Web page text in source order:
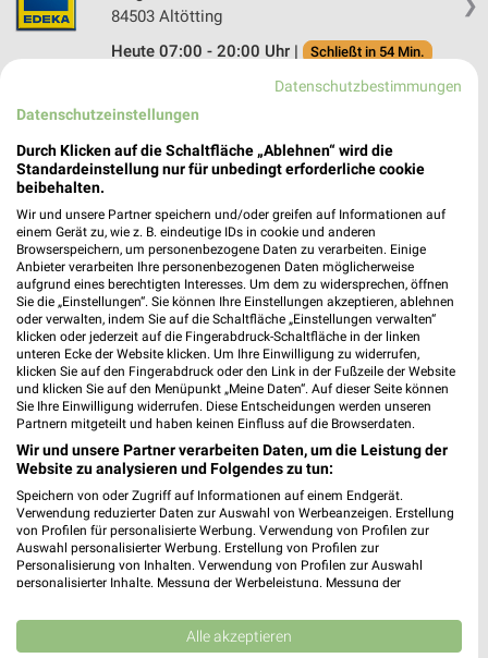
❯
84503 Altötting
Heute 07:00 - 20:00 Uhr |
Schließt in 54 Min.
480,82 km • Angebote: 1 Prospekt
Angebote-Kalender für EDEKA in Kastl
und Umgebung
Aug.
03Mo 04Di 05Mi 06 Do 07Fr
EDEKA - Angebote ab 03.08.
EDEKA - Angebote ab 03.08.
MEHR PROSPEKTE
weekli - Prospekte & Angebote App
Alle EDEKA Angebote immer griffbereit – mit der kostenlosen
Datenschutzbestimmungen
Datenschutzeinstellungen
Durch Klicken auf die Schaltfläche „Ablehnen“ wird die
Standardeinstellung nur für unbedingt erforderliche cookie
beibehalten.
Wir und unsere Partner speichern und/oder greifen auf Informationen auf
einem Gerät zu, wie z. B. eindeutige IDs in cookie und anderen
Browserspeichern, um personenbezogene Daten zu verarbeiten. Einige
Anbieter verarbeiten Ihre personenbezogenen Daten möglicherweise
aufgrund eines berechtigten Interesses. Um dem zu widersprechen, öffnen
Sie die „Einstellungen“. Sie können Ihre Einstellungen akzeptieren, ablehnen
oder verwalten, indem Sie auf die Schaltfläche „Einstellungen verwalten“
klicken oder jederzeit auf die Fingerabdruck-Schaltfläche in der linken
unteren Ecke der Website klicken. Um Ihre Einwilligung zu widerrufen,
klicken Sie auf den Fingerabdruck oder den Link in der Fußzeile der Website
und klicken Sie auf den Menüpunkt „Meine Daten“. Auf dieser Seite können
Sie Ihre Einwilligung widerrufen. Diese Entscheidungen werden unseren
Partnern mitgeteilt und haben keinen Einfluss auf die Browserdaten.
Wir und unsere Partner verarbeiten Daten, um die Leistung der
Website zu analysieren und Folgendes zu tun:
Speichern von oder Zugriff auf Informationen auf einem Endgerät.
Verwendung reduzierter Daten zur Auswahl von Werbeanzeigen. Erstellung
von Profilen für personalisierte Werbung. Verwendung von Profilen zur
Auswahl personalisierter Werbung. Erstellung von Profilen zur
Personalisierung von Inhalten. Verwendung von Profilen zur Auswahl
personalisierter Inhalte. Messung der Werbeleistung. Messung der
Kombinationen von Daten aus verschiedenen Quellen. Entwicklung und
Verbesserung der Angebote. Verwendung reduzierter Daten zur Auswahl
von Inhalten.
Alle akzeptieren